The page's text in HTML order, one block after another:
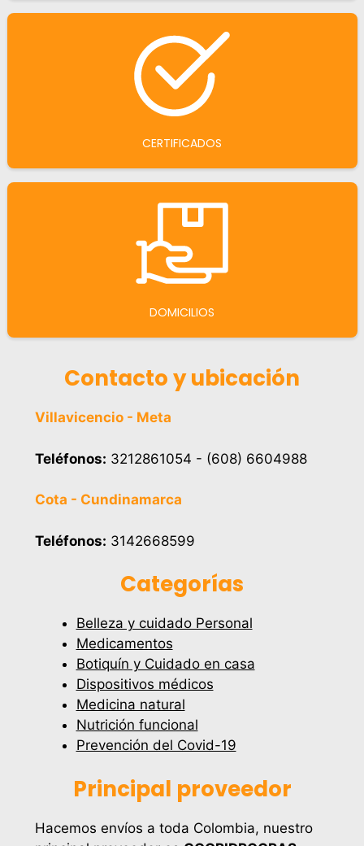
CERTIFICADOS
DOMICILIOS
Contacto y ubicación
Villavicencio - Meta
Teléfonos: 3212861054 - (608) 6604988
Cota - Cundinamarca
Teléfonos: 3142668599
Categorías
Belleza y cuidado Personal
Medicamentos
Botiquín y Cuidado en casa
Dispositivos médicos
Medicina natural
Nutrición funcional
Prevención del Covid-19
Principal proveedor
Hacemos envíos a toda Colombia, nuestro